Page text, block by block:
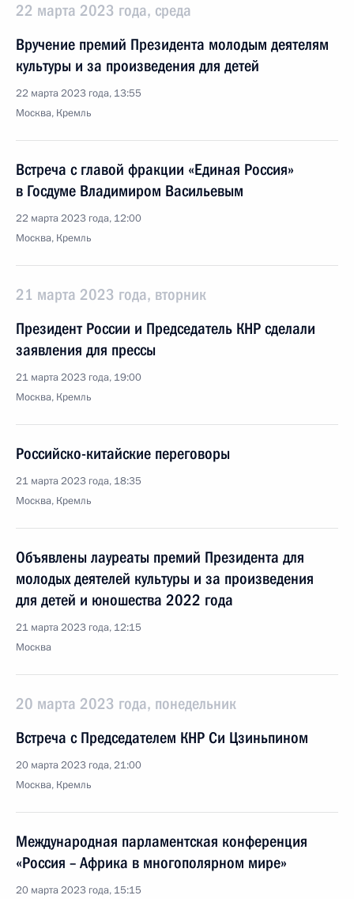
22 марта 2023 года, среда
Вручение премий Президента молодым деятелям
культуры и за произведения для детей
22 марта 2023 года, 13:55
Москва, Кремль
Встреча с главой фракции «Единая Россия»
в Госдуме Владимиром Васильевым
22 марта 2023 года, 12:00
Москва, Кремль
21 марта 2023 года, вторник
Президент России и Председатель КНР сделали
заявления для прессы
21 марта 2023 года, 19:00
Москва, Кремль
Российско-китайские переговоры
21 марта 2023 года, 18:35
Москва, Кремль
Объявлены лауреаты премий Президента для
молодых деятелей культуры и за произведения
для детей и юношества 2022 года
21 марта 2023 года, 12:15
Москва
20 марта 2023 года, понедельник
Встреча с Председателем КНР Си Цзиньпином
20 марта 2023 года, 21:00
Москва, Кремль
Международная парламентская конференция
«Россия – Африка в многополярном мире»
20 марта 2023 года, 15:15